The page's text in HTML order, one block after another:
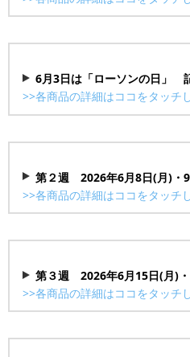
盛りすぎ！プレミアムロール
合わせすぎ！ミートソース＆ト
合わせすぎ！ハンバーグ＆竜
酸っぱすぎ 塩レモネード
濃すぎ 超特濃オレンジ
濃すぎ 超特濃アップル
6月3日は「ローソンの日」
>>各商品の詳細はココをタッチ
【ローソンアプリ会員限定】
第２週 2026年6月8日(月)・9
>>各商品の詳細はココをタッチ
盛りすぎ！味噌バターコーン
盛りすぎ！メンチバーガー
ペヤング 超大盛やきそば ソ
第３週 2026年6月15日(月)・
>>各商品の詳細はココをタッチ